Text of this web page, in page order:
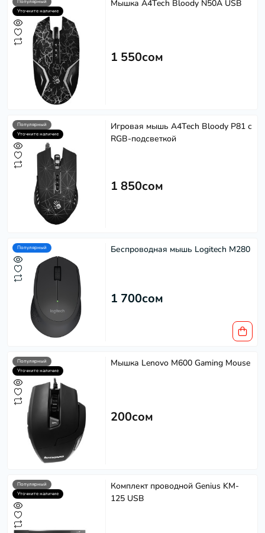
Популярный
Уточните наличие
Мышка A4Tech Bloody N50A USB
1 550сом
Популярный
Уточните наличие
Игровая мышь A4Tech Bloody P81 с
RGB-подсветкой
1 850сом
Популярный Беспроводная мышь Logitech M280
1 700сом
Популярный
Уточните наличие
Мышка Lenovo M600 Gaming Mouse
200сом
Популярный
Уточните наличие
Комплект проводной Genius KM-
125 USB